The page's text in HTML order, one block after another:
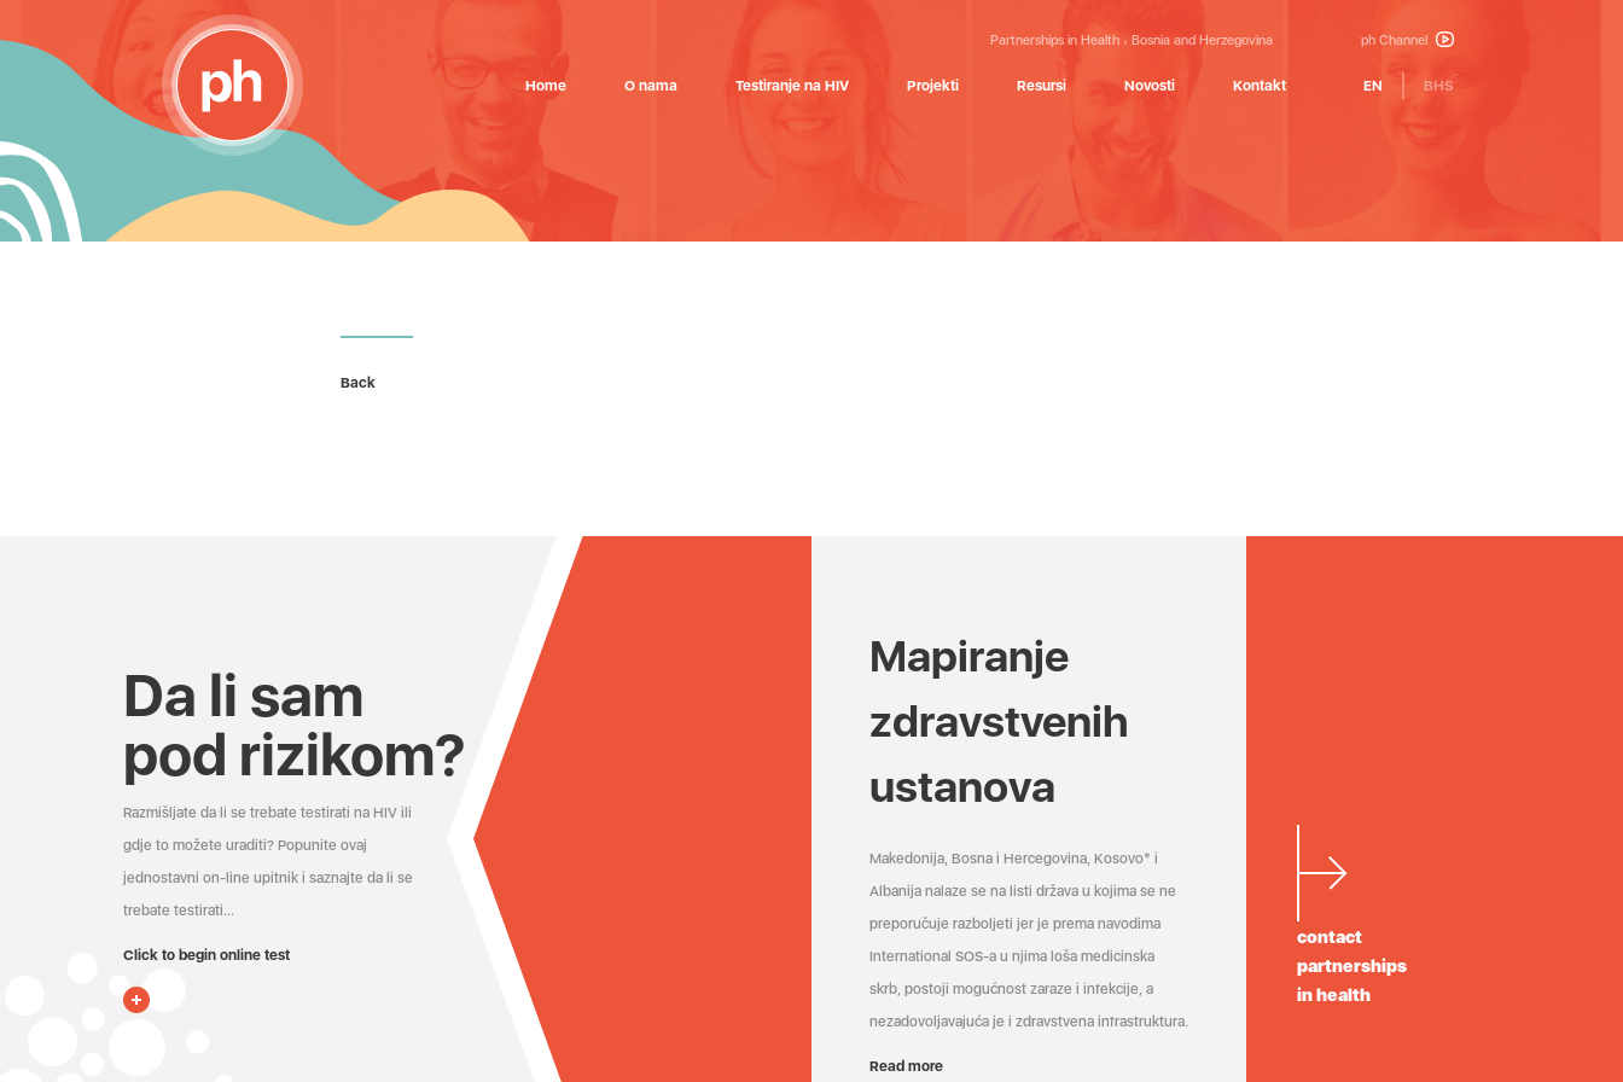
Partnerships in Health Bosnia and Herzegovina ph Channel
Home O nama Testiranje na HIV Projekti Resursi Novosti Kontakt EN BHS
Back
Da li sam
pod rizikom?
Razmišljate da li se trebate testirati na HIV ili
gdje to možete uraditi? Popunite ovaj
jednostavni on-line upitnik i saznajte da li se
trebate testirati...
Click to begin online test
Mapiranje
zdravstvenih
ustanova
Makedonija, Bosna i Hercegovina, Kosovo* i
Albanija nalaze se na listi država u kojima se ne
preporučuje razboljeti jer je prema navodima
International SOS-a u njima loša medicinska
skrb, postoji mogućnost zaraze i infekcije, a
nezadovoljavajuća je i zdravstvena infrastruktura.
Read more
contact
partnerships
in health